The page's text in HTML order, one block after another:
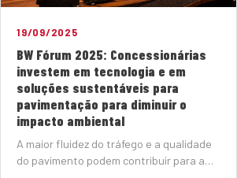
19/09/2025
BW Fórum 2025: Concessionárias
investem em tecnologia e em
soluções sustentáveis para
pavimentação para diminuir o
impacto ambiental
A maior fluidez do tráfego e a qualidade
do pavimento podem contribuir para a